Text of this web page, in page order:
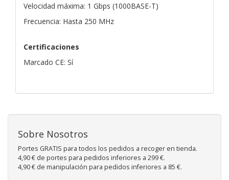
Velocidad máxima: 1 Gbps (1000BASE-T)
Frecuencia: Hasta 250 MHz
Certificaciones
Marcado CE: Sí
Sobre Nosotros
Portes GRATIS para todos los pedidos a recoger en tienda.
4,90 € de portes para pedidos inferiores a 299 €.
4,90 € de manipulación para pedidos inferiores a 85 €.